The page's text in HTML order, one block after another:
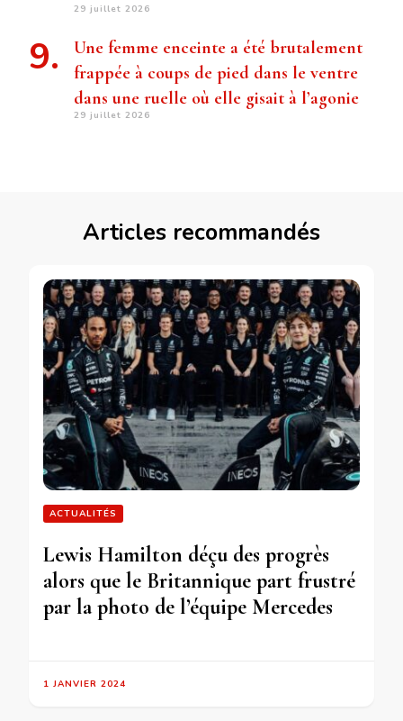
29 juillet 2026
Une femme enceinte a été brutalement
frappée à coups de pied dans le ventre
dans une ruelle où elle gisait à l’agonie
29 juillet 2026
Articles recommandés
ACTUALITÉS
Lewis Hamilton déçu des progrès
alors que le Britannique part frustré
par la photo de l’équipe Mercedes
1 JANVIER 2024